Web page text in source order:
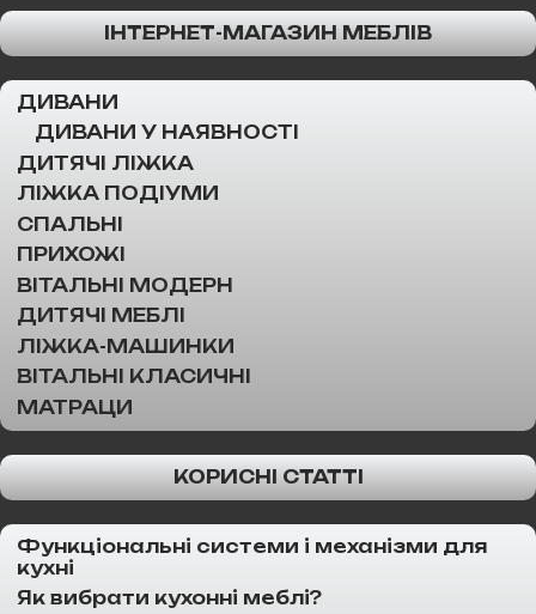
ІНТЕРНЕТ-МАГАЗИН МЕБЛІВ
ДИВАНИ
ДИВАНИ У НАЯВНОСТІ
ДИТЯЧІ ЛІЖКА
ЛІЖКА ПОДІУМИ
СПАЛЬНІ
ПРИХОЖІ
ВІТАЛЬНІ МОДЕРН
ДИТЯЧІ МЕБЛІ
ЛІЖКА-МАШИНКИ
ВІТАЛЬНІ КЛАСИЧНІ
МАТРАЦИ
КОРИСНІ СТАТТІ
Функціональні системи і механізми для
кухні
Як вибрати кухонні меблі?